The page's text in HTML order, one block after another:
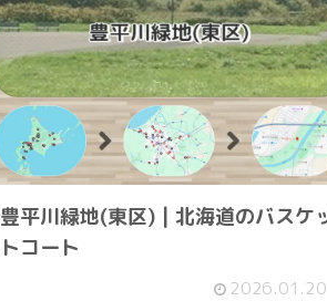
豊平川緑地(東区) | 北海道のバスケ
トコート
2026.01.20